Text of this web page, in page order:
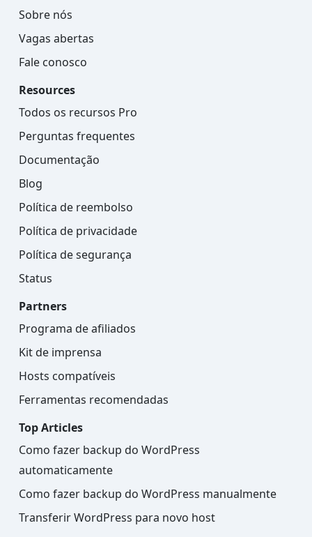
Sobre nós
Vagas abertas
Fale conosco
Resources
Todos os recursos Pro
Perguntas frequentes
Documentação
Blog
Política de reembolso
Política de privacidade
Política de segurança
Status
Partners
Programa de afiliados
Kit de imprensa
Hosts compatíveis
Ferramentas recomendadas
Top Articles
Como fazer backup do WordPress
automaticamente
Como fazer backup do WordPress manualmente
Transferir WordPress para novo host